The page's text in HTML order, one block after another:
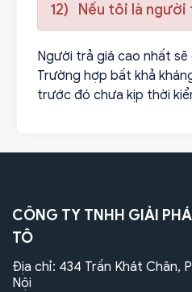
12) Nếu tôi là người
Người trả giá cao nhất
Trường hợp bất khả
trước đó chưa kịp thời
CÔNG TY TNHH GIẢI
TÔ
Địa chỉ: 434 Trần Khát Chân,
Nội